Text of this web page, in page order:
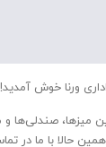
ورنا خوش آمدید!
میزها، صندلی‌ها
همین حالا با ما